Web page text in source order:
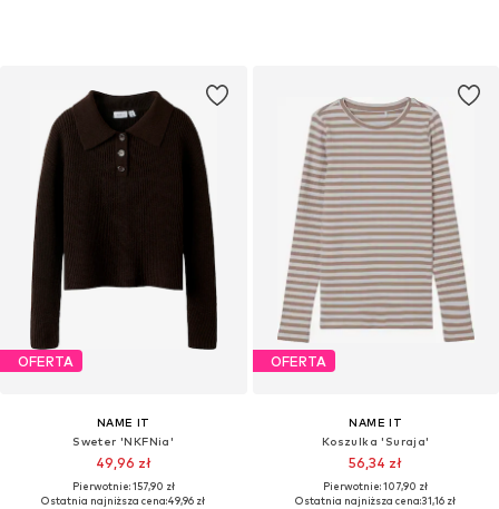
OFERTA
NAME IT
Sweter 'NKFNia'
49,96 zł
Pierwotnie: 157,90 zł
Ostatnia najniższa cena:49,96 zł
OFERTA
NAME IT
Koszulka 'Suraja'
56,34 zł
Pierwotnie: 107,90 zł
Ostatnia najniższa cena:31,16 zł